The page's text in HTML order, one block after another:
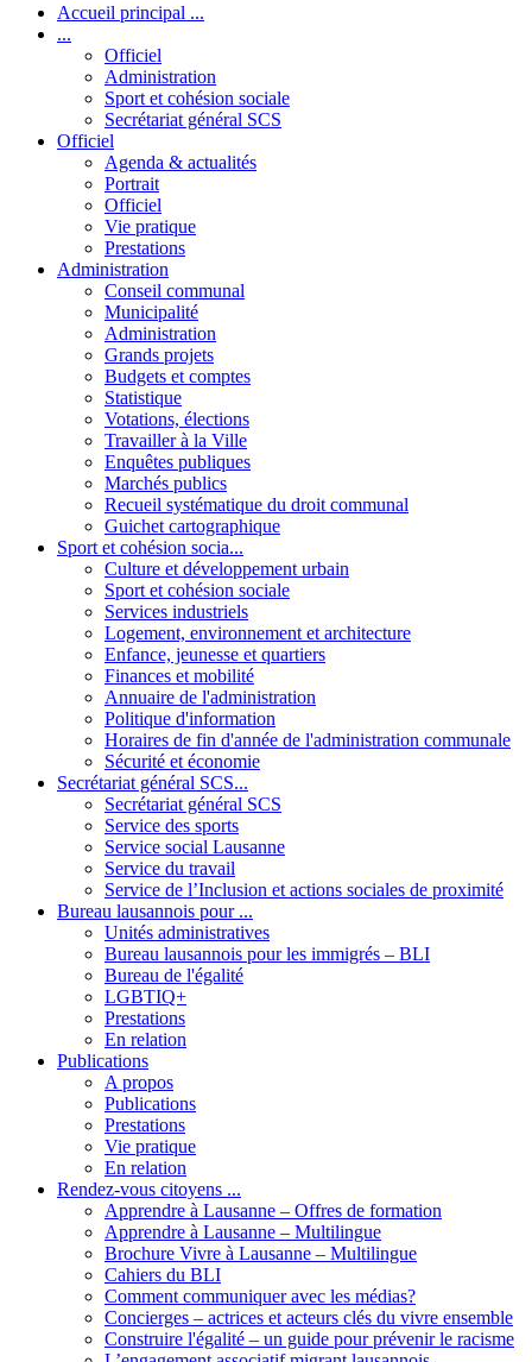
Accueil principal ...
...
Officiel
Administration
Sport et cohésion sociale
Secrétariat général SCS
Officiel
Agenda & actualités
Portrait
Officiel
Vie pratique
Prestations
Administration
Conseil communal
Municipalité
Administration
Grands projets
Budgets et comptes
Statistique
Votations, élections
Travailler à la Ville
Enquêtes publiques
Marchés publics
Recueil systématique du droit communal
Guichet cartographique
Sport et cohésion socia...
Culture et développement urbain
Sport et cohésion sociale
Services industriels
Logement, environnement et architecture
Enfance, jeunesse et quartiers
Finances et mobilité
Annuaire de l'administration
Politique d'information
Horaires de fin d'année de l'administration communale
Sécurité et économie
Secrétariat général SCS...
Secrétariat général SCS
Service des sports
Service social Lausanne
Service du travail
Service de l’Inclusion et actions sociales de proximité
Bureau lausannois pour ...
Unités administratives
Bureau lausannois pour les immigrés – BLI
Bureau de l'égalité
LGBTIQ+
Prestations
En relation
Publications
A propos
Publications
Prestations
Vie pratique
En relation
Rendez-vous citoyens ...
Apprendre à Lausanne – Offres de formation
Apprendre à Lausanne – Multilingue
Brochure Vivre à Lausanne – Multilingue
Cahiers du BLI
Comment communiquer avec les médias?
Concierges – actrices et acteurs clés du vivre ensemble
Construire l'égalité – un guide pour prévenir le racisme